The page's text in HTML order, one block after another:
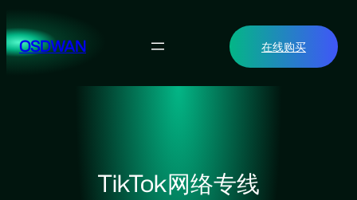
至
内OSDWAN 在线购买
TikTok网络专线